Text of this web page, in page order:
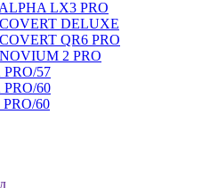
LX3 PRO
DELUXE
QR6 PRO
2 PRO
PRO/57
PRO/60
PRO/60